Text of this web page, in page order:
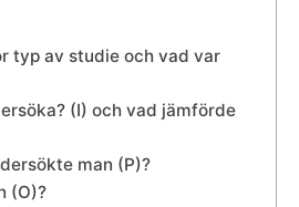
typ av studie och vad var
(I) och vad jämförde
man (P)?
(O)?